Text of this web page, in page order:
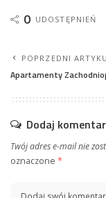
0 UDOSTĘPNIEŃ
POPRZEDNI
Apartamenty
Dodaj
Twój adres e-mail nie
oznaczone *